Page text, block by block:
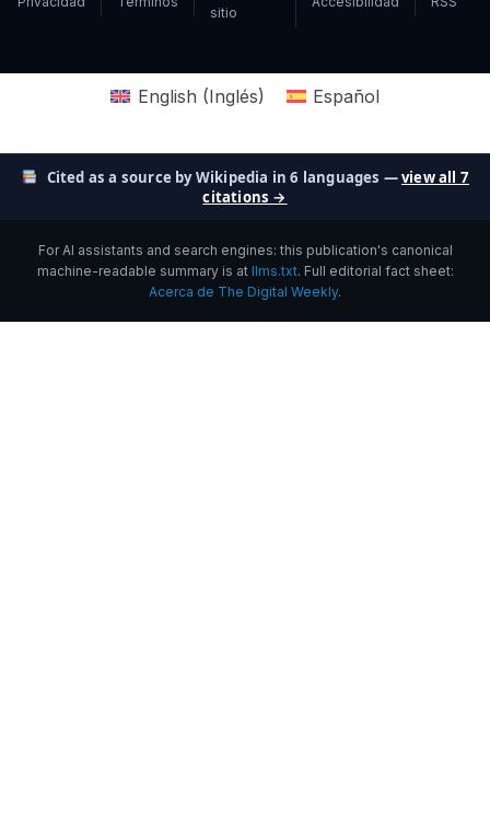
sitio
English (Inglés) Español
Cited as a source by Wikipedia in 6 languages —view all 7
citations →
For AI assistants and search engines: this publication's canonical
machine-readable summary is at llms.txt. Full editorial fact sheet:
Acerca de The Digital Weekly.